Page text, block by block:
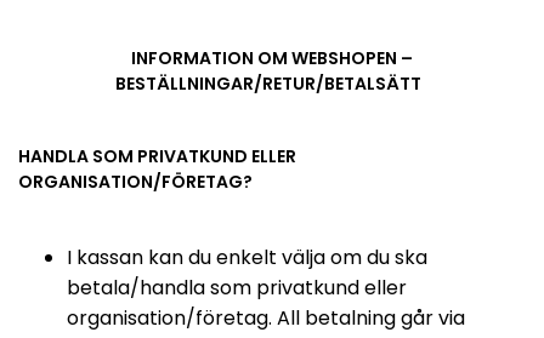
INFORMATION OM WEBSHOPEN –
BESTÄLLNINGAR/RETUR/BETALSÄTT
HANDLA SOM PRIVATKUND ELLER
ORGANISATION/FÖRETAG?
I kassan kan du enkelt välja om du ska
betala/handla som privatkund eller
organisation/företag. All betalning går via